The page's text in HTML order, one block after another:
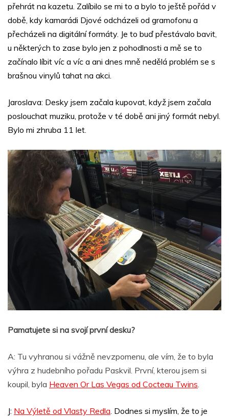
přehrát na kazetu. Zalíbilo se mi to a bylo to ještě pořád v
době, kdy kamarádi Djové odcházeli od gramofonu a
přecházeli na digitální formáty. Je to buď přestávalo bavit,
u některých to zase bylo jen z pohodlnosti a mě se to
začínalo líbit víc a víc a ani dnes mně nedělá problém se s
brašnou vinylů tahat na akci.
Jaroslava: Desky jsem začala kupovat, když jsem začala
poslouchat muziku, protože v té době ani jiný formát nebyl.
Bylo mi zhruba 11 let.
Pamatujete si na svojí první desku?
A: Tu vyhranou si vážně nevzpomenu, ale vím, že to byla
výhra z hudebního pořadu Paskvil. První, kterou jsem si
koupil, byla Heaven Or Las Vegas od Cocteau Twins.
J: Na Výletě od Vlasty Redla. Dodnes si myslím, že to je